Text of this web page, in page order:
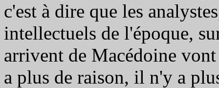
c'est à dire que les
intellectuels de l'époque,
arrivent de Macédoine
a plus de raison, il n'y a